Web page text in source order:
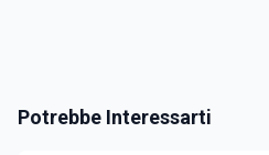
Potrebbe Interessarti